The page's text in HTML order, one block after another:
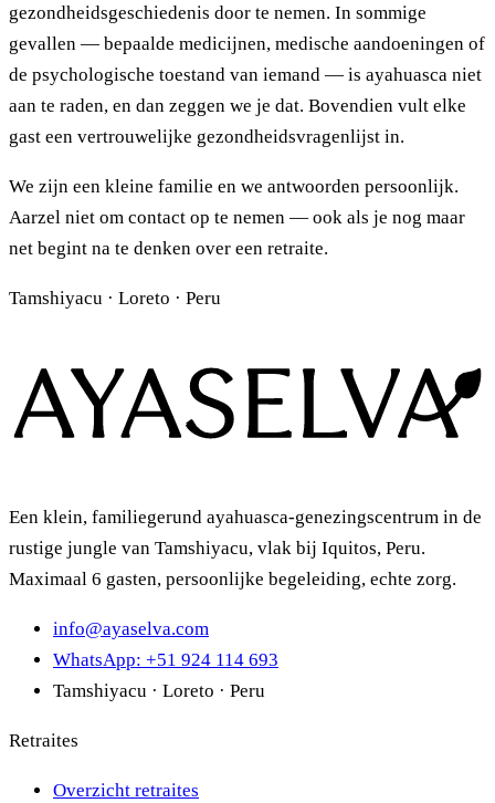
gezondheidsgeschiedenis door te nemen. In sommige
gevallen — bepaalde medicijnen, medische aandoeningen of
de psychologische toestand van iemand — is ayahuasca niet
aan te raden, en dan zeggen we je dat. Bovendien vult elke
gast een vertrouwelijke gezondheidsvragenlijst in.
We zijn een kleine familie en we antwoorden persoonlijk.
Aarzel niet om contact op te nemen — ook als je nog maar
net begint na te denken over een retraite.
Tamshiyacu · Loreto · Peru
Een klein, familiegerund ayahuasca-genezingscentrum in de
rustige jungle van Tamshiyacu, vlak bij Iquitos, Peru.
Maximaal 6 gasten, persoonlijke begeleiding, echte zorg.
info@ayaselva.com
WhatsApp: +51 924 114 693
Tamshiyacu · Loreto · Peru
Retraites
Overzicht retraites